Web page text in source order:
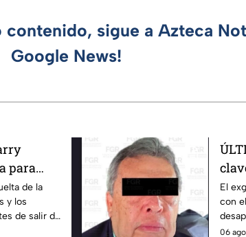
contenido, sigue a Azteca
Google News!
para
de la
y los
de salir de
de
El
con
06